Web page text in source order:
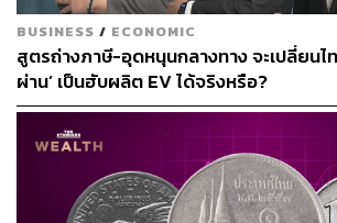
BUSINESS / ECONOMIC
สูตรถ่างภาษี-อุดหนุนกลางทาง จะเปลี่ยนไ
ผ่าน’ เป็นฮับผลิต EV ได้จริงหรือ?